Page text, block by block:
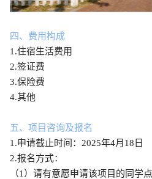
四、费用构成
1.住宿生活费用
2.签证费
3.保险费
4.其他
五、项目咨询及报名
1.申请截止时间： 2025年4月 18 日
2.报名方式：
（1 ） 请有意愿申请该项目的同学点